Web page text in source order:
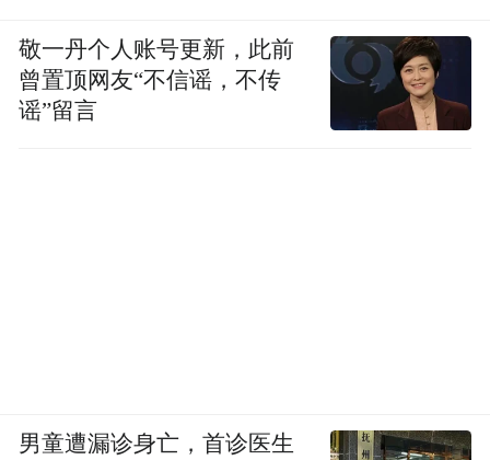
敬一丹个人账号更新，此前
曾置顶网友“不信谣，不传
谣”留言
男童遭漏诊身亡，首诊医生